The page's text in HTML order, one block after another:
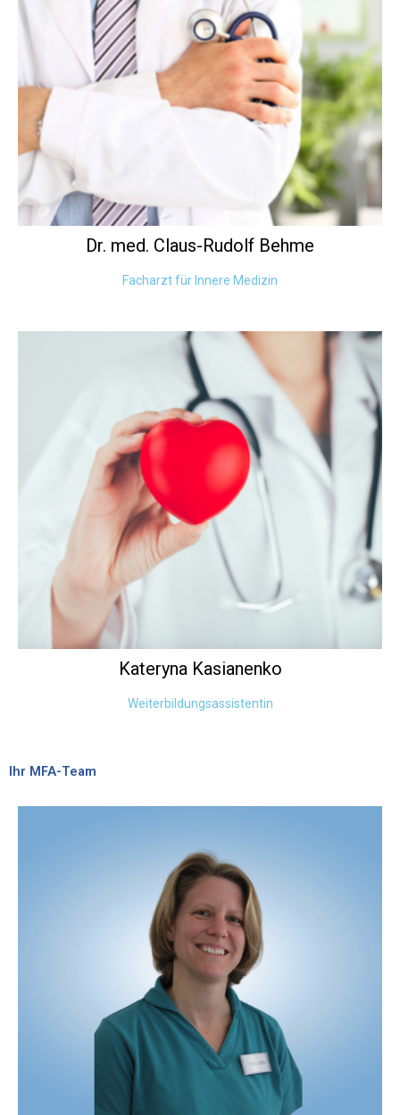
Dr. med. Claus-Rudolf Behme
Facharzt für Innere Medizin
KaterynaKasianenko
Weiterbildungsassistentin
Ihr MFA-Team